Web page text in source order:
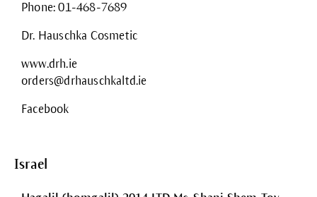
Phone: 01-468-7689
Dr. Hauschka Cosmetic
www.drh.ie
orders@drhauschkaltd.ie
Facebook
Israel